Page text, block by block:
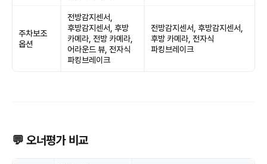
주차보조
옵션
전방감지센서,
후방감지센서, 후방
카메라, 전방 카메라,
어라운드 뷰, 전자식
파킹브레이크
전방감지센서, 후방감지센서,
후방 카메라, 전자식
파킹브레이크
💬 오너평가 비교